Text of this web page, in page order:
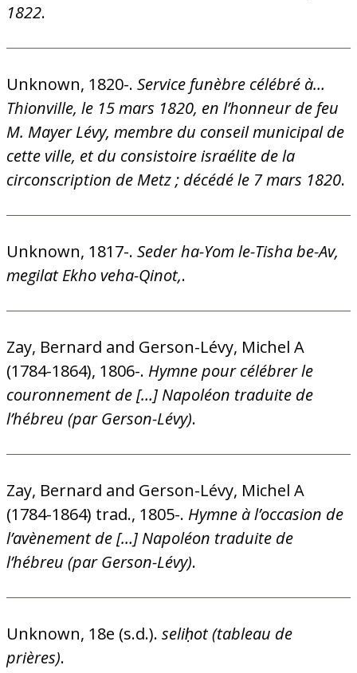
1822.
Unknown, 1820-. Service funèbre célébré à…
Thionville, le 15 mars 1820, en l’honneur de feu
M. Mayer Lévy, membre du conseil municipal de
cette ville, et du consistoire israélite de la
circonscription de Metz ; décédé le 7 mars 1820.
Unknown, 1817-. Seder ha-Yom le-Tisha be-Av,
megilat Ekho veha-Qinot,.
Zay, Bernard and Gerson-Lévy, Michel A
(1784-1864), 1806-. Hymne pour célébrer le
couronnement de […] Napoléon traduite de
l’hébreu (par Gerson-Lévy).
Zay, Bernard and Gerson-Lévy, Michel A
(1784-1864) trad., 1805-. Hymne à l’occasion de
l’avènement de […] Napoléon traduite de
l’hébreu (par Gerson-Lévy).
Unknown, 18e (s.d.). seliḥot (tableau de
prières).